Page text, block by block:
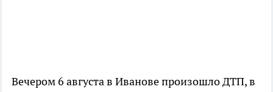
Вечером 6 августа в Иванове произошло ДТП, в